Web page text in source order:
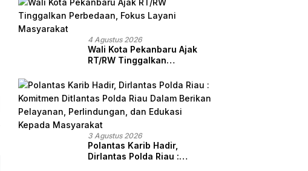
Pekanbaru
4 Agustus 2026
Wali Kota Pekanbaru Ajak
RT/RW Tinggalkan
Masyarakat
3 Agustus 2026
Polantas Karib Hadir,
Dirlantas Polda Riau :